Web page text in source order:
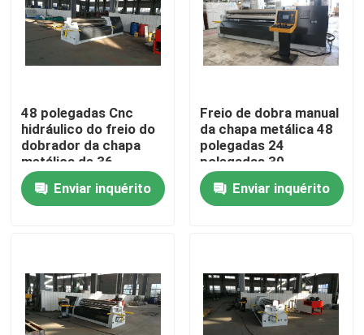
Produtos
Quem Somos
48 polegadas Cnc
hidráulico do freio do
dobrador da chapa
metálica de 36
polegadas chapeiam a
máquina de dobra
Enviar inquérito
Freio de dobra manual
da chapa metálica 48
polegadas 24
polegadas 30
polegadas 36
polegadasEnviar inquérito